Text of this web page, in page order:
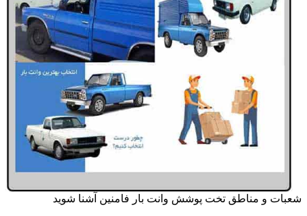
شعبات و مناطق تخت پوشش وانت بار فامنین آشنا شوید